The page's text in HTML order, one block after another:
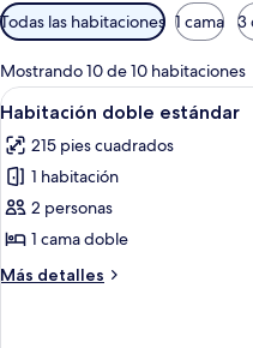
Filtros
disponibles
para
las
habitaciones
Todas las habitaciones 1 cama 3
Mostrando 10 de 10 habitaciones
Abrir
todas
las
fotos
de
Habitación
doble
estándar
2
Habitación doble estándar
215 pies cuadrados
1 habitación
2 personas
1 cama doble
Más detalles
Más